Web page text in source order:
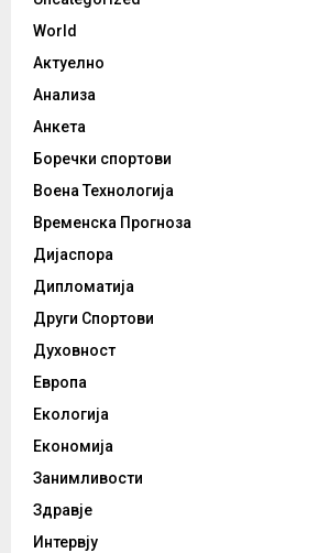
World
Актуелно
Анализа
Анкета
Боречки спортови
Воена Технологија
Временска Прогноза
Дијаспора
Дипломатија
Други Спортови
Духовност
Европа
Екологија
Економија
Занимливости
Здравје
Интервју